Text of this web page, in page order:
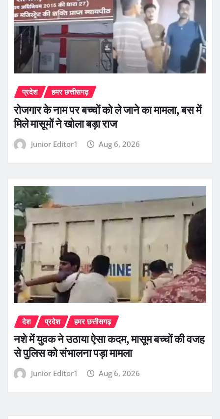
प्रदेश हमर छत्तीसगढ़
रोजगार के नाम पर बच्चों को ले जाने का मामला, बस में
मिले मासूमों ने खोला बड़ा राज
Junior Editor1 Aug 6, 2026
देश प्रदेश हमर छत्तीसगढ़
नशे में युवक ने उठाया ऐसा कदम, मासूम बच्चों की वजह
से पुलिस को संभालना पड़ा मामला
Junior Editor1 Aug 6, 2026